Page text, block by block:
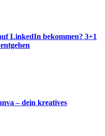
LinkedIn bekommen? 3+1
– dein kreatives